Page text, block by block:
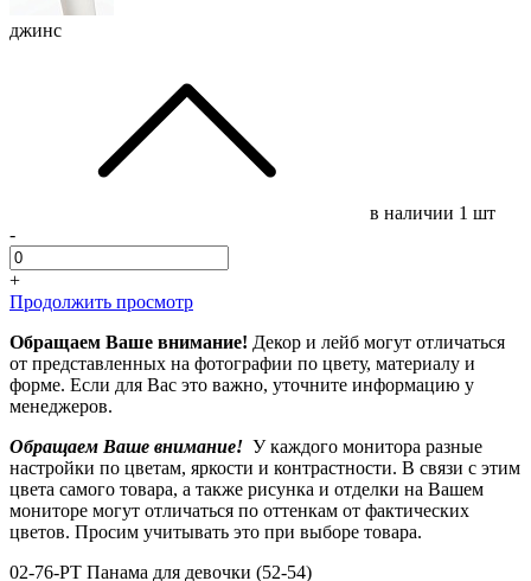
джинс
в наличии 1 шт
-
+
Продолжить просмотр
Обращаем Ваше внимание! Декор и лейб могут отличаться
от представленных на фотографии по цвету, материалу и
форме. Если для Вас это важно, уточните информацию у
менеджеров.
Обращаем Ваше внимание! У каждого монитора разные
настройки по цветам, яркости и контрастности. В связи с этим
цвета самого товара, а также рисунка и отделки на Вашем
мониторе могут отличаться по оттенкам от фактических
цветов. Просим учитывать это при выборе товара.
02-76-PT Панама для девочки (52-54)